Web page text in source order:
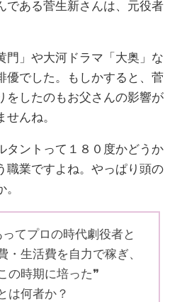
である菅生新さんは、元役者
門」や大河ドラマ「大奥」な
優でした。もしかすると、菅
をしたのもお父さんの影響が
んね。
タントって１８０度かどうか
職業ですよね。やっぱり頭の
てプロの時代劇役者と
・生活費を自力で稼ぎ、
の時期に培った❞
は何者か？